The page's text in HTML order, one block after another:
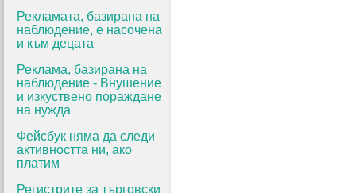
Рекламата, базирана на
наблюдение, е насочена
и към децата
Реклама, базирана на
наблюдение - Внушение
и изкуствено пораждане
на нужда
Фейсбук няма да следи
активността ни, ако
платим
Регистрите за търговски